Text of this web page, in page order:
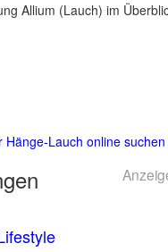
Allium (Lauch) im
Lauch online suchen